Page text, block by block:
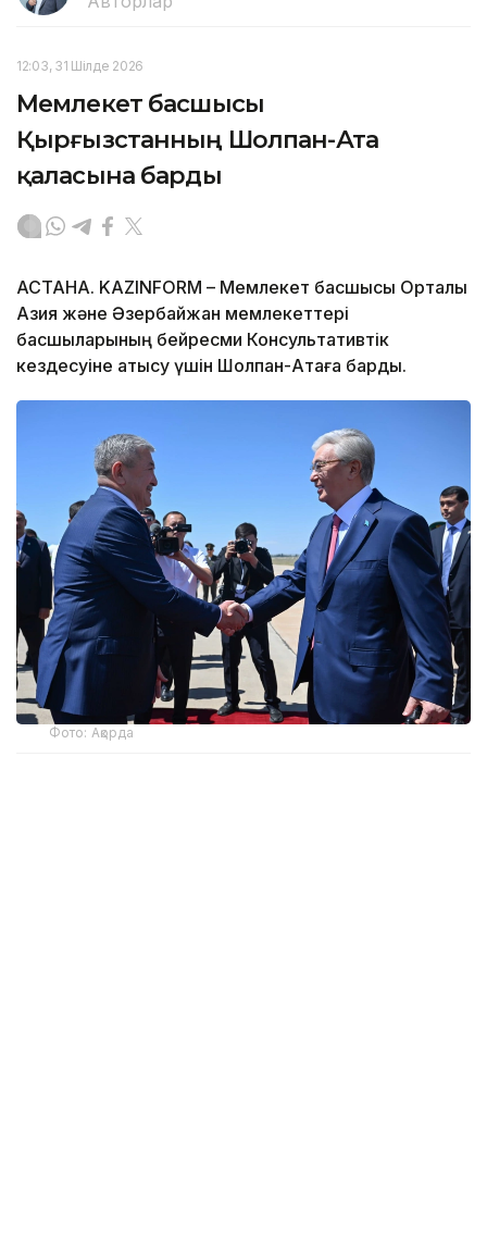
12:03, 31 Шілде 2026
Мемлекет басшысы
Қырғызстанның Шолпан-Ата
қаласына барды
АСТАНА. KAZINFORM – Мемлекет басшысы Орталық
Азия және Әзербайжан мемлекеттері
басшыларының бейресми Консультативтік
кездесуіне қатысу үшін Шолпан-Атаға барды.
Фото: Ақорда